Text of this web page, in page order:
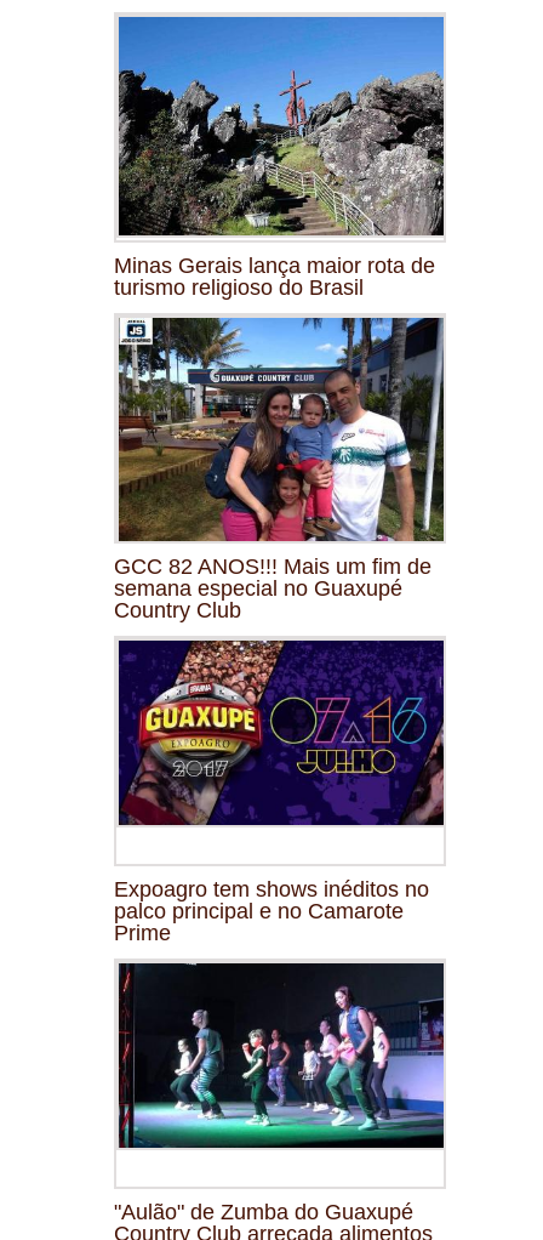
Minas Gerais lança maior rota de
turismo religioso do Brasil
GCC 82 ANOS!!! Mais um fim de
semana especial no Guaxupé
Country Club
Expoagro tem shows inéditos no
palco principal e no Camarote
Prime
"Aulão" de Zumba do Guaxupé
Country Club arrecada alimentos